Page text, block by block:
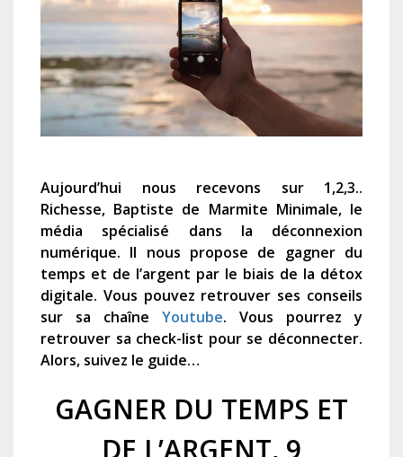
Aujourd’hui nous recevons sur 1,2,3..
Richesse, Baptiste de Marmite Minimale, le
média spécialisé dans la déconnexion
numérique. Il nous propose de gagner du
temps et de l’argent par le biais de la détox
digitale. Vous pouvez retrouver ses conseils
sur sa chaîne Youtube. Vous pourrez y
retrouver sa check-list pour se déconnecter.
Alors, suivez le guide…
GAGNER DU TEMPS ET